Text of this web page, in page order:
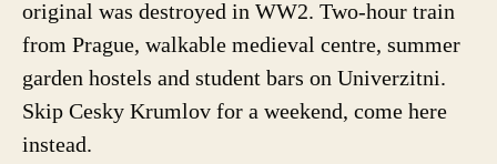
original was destroyed in WW2. Two-hour train
from Prague, walkable medieval centre, summer
garden hostels and student bars on Univerzitni.
Skip Cesky Krumlov for a weekend, come here
instead.